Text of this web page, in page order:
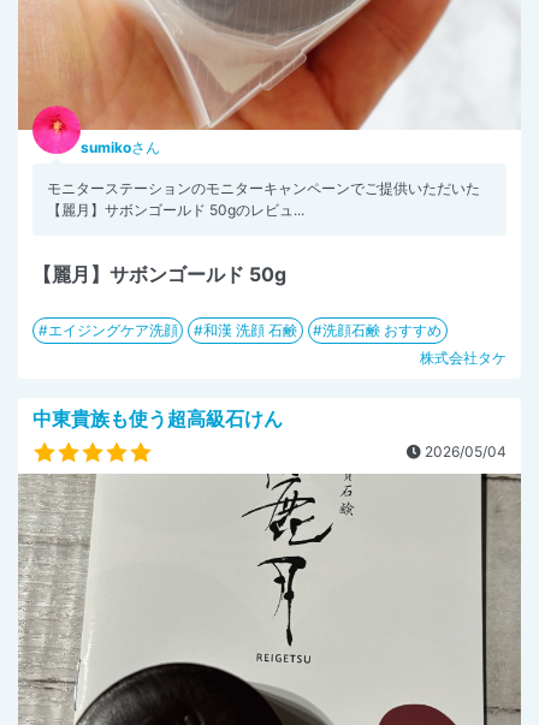
sumikoさん
モニターステーションのモニターキャンペーンでご提供いただいた
【麗月】サボンゴールド 50gのレビュ...
【麗月】サボンゴールド 50g
エイジングケア洗顔 和漢 洗顔 石鹸
洗顔石鹸 おすすめ
株式会社タケ
中東貴族も使う超高級石けん
2026/05/04